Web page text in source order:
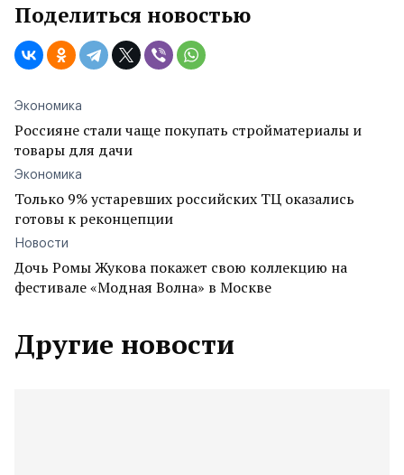
Поделиться новостью
Экономика
Россияне стали чаще покупать стройматериалы и
товары для дачи
Экономика
Только 9% устаревших российских ТЦ оказались
готовы к реконцепции
Новости
Дочь Ромы Жукова покажет свою коллекцию на
фестивале «Модная Волна» в Москве
Другие новости